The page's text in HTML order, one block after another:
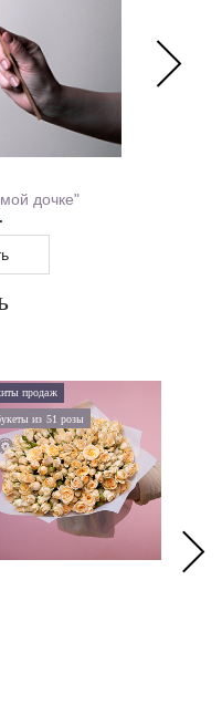
дочке"
продаж
из 51 розы